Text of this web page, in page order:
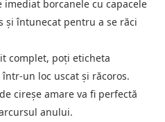
borcanele cu capacele
și întunecat pentru a se răci
complet, poți eticheta
un loc uscat și răcoros.
cireșe amare va fi perfectă
anului.